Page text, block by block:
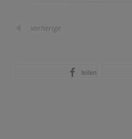
vorherige
teilen